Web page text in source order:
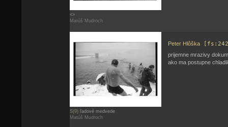
<>
Matúš Mudroch
S(9) ľadové medvede
Matúš Mudroch
Peter Hlôška
prijemne mrazivy
ako ma postupne